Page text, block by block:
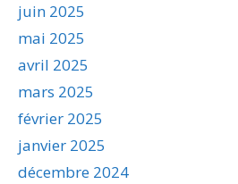
juin 2025
mai 2025
avril 2025
mars 2025
février 2025
janvier 2025
décembre 2024